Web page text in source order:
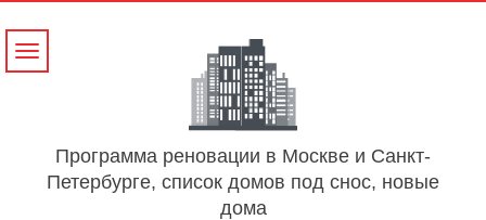
Программа реновации в Москве и Санкт-
Петербурге, список домов под снос, новые
дома
Навигация